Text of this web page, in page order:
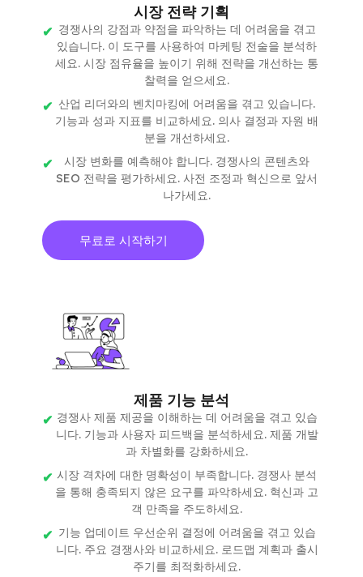
시장 전략 기획
경쟁사의 강점과 약점을 파악하는 데 어려움을 겪고
있습니다. 이 도구를 사용하여 마케팅 전술을 분석하
세요. 시장 점유율을 높이기 위해 전략을 개선하는 통
찰력을 얻으세요.
산업 리더와의 벤치마킹에 어려움을 겪고 있습니다.
기능과 성과 지표를 비교하세요. 의사 결정과 자원 배
분을 개선하세요.
시장 변화를 예측해야 합니다. 경쟁사의 콘텐츠와
SEO 전략을 평가하세요. 사전 조정과 혁신으로 앞서
나가세요.
무료로 시작하기
제품 기능 분석
경쟁사 제품 제공을 이해하는 데 어려움을 겪고 있습
니다. 기능과 사용자 피드백을 분석하세요. 제품 개발
과 차별화를 강화하세요.
시장 격차에 대한 명확성이 부족합니다. 경쟁사 분석
을 통해 충족되지 않은 요구를 파악하세요. 혁신과 고
객 만족을 주도하세요.
기능 업데이트 우선순위 결정에 어려움을 겪고 있습
니다. 주요 경쟁사와 비교하세요. 로드맵 계획과 출시
주기를 최적화하세요.